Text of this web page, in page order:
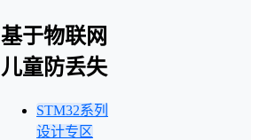
基于物联网
儿童防丢失
STM32系列
设计专区